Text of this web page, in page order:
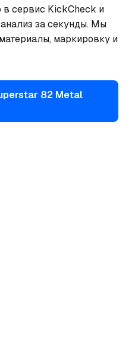
в сервис KickCheck и
за секунды. Мы
маркировку и
82 Metal